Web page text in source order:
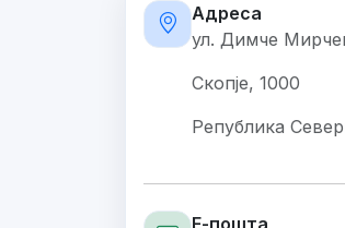
Адреса
ул. Димче
Скопје, 1000
Република
Е-пошта